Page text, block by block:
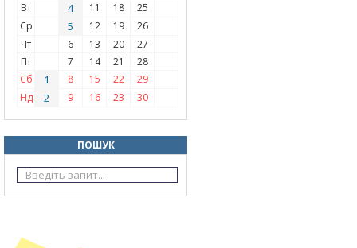
Вт
4 11 18
25
Ср
5 12 19
26
Чт
6 13 20
27
Пт
7 14 21
28
Сб
1 8 15 22
29
Нд
2 9 16 23 30
ПОШУК